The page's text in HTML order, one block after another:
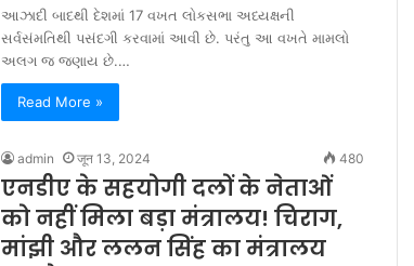
આઝાદી બાદથી દેશમાં 17 વખત લોકસભા અધ્યક્ષની
સર્વસંમતિથી પસંદગી કરવામાં આવી છે. પરંતુ આ વખતે મામલો
અલગ જ જણાય છે.…
Read More »
admin जून 13, 2024 480
एनडीए के सहयोगी दलों के नेताओं
को नहीं मिला बड़ा मंत्रालय! चिराग,
मांझी और ललन सिंह का मंत्रालय